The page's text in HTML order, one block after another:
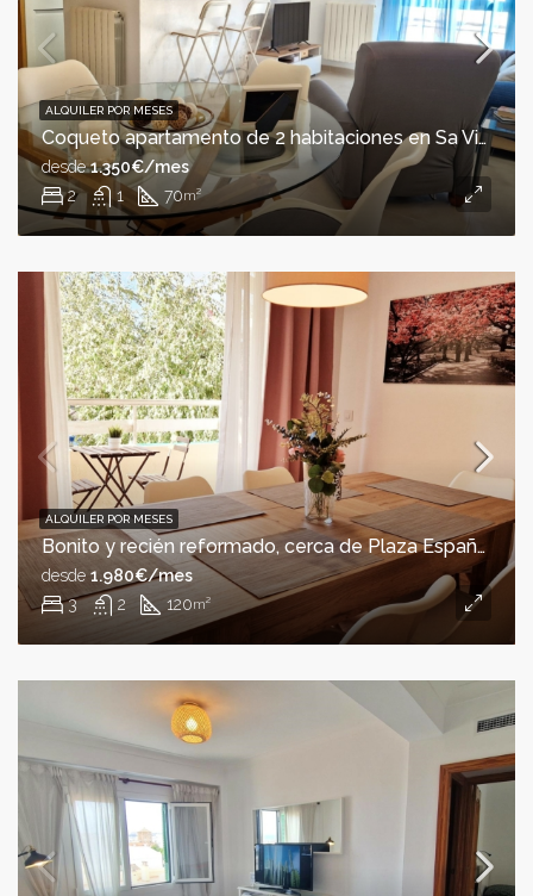
Coqueto apartamento de 2 habitaciones en Sa Vileta
2 1 70m²
desde1.350€/mes
ALQUILER POR MESES
Bonito y recién reformado, cerca de Plaza España.
3 2 120m²
desde 1.980€/mes
ALQUILER POR MESES